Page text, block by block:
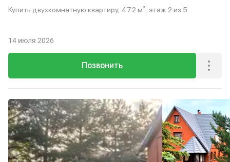
Купить двухкомнатную квартиру, 47.2 м², этаж 2 из 5.
Позвонить
14 июля 2026